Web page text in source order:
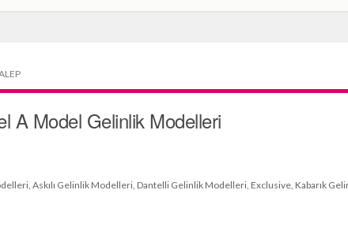
A Model Gelinlik Modelleri
Askılı Gelinlik Modelleri Dantelli Gelinlik Modelleri Exclusive Kabarık